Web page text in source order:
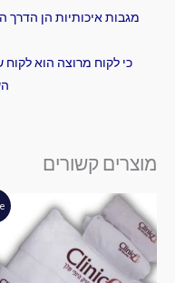
מגבות איכותיות הן הדרך
כי לקוח מרוצה הוא
מוצרים קשורים
המחיר
המקורי
היה:
₪405.00.
הנוכחי
₪380.00.